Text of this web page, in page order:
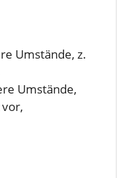
Umstände, z.
Umstände,